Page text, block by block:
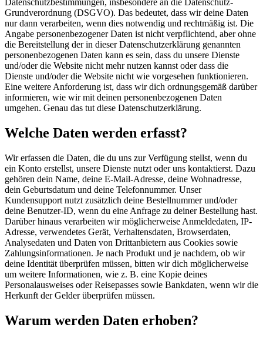
Datenschutzbestimmungen, insbesondere an die Datenschutz-
Grundverordnung (DSGVO). Das bedeutet, dass wir deine Daten
nur dann verarbeiten, wenn dies notwendig und rechtmäßig ist. Die
Angabe personenbezogener Daten ist nicht verpflichtend, aber ohne
die Bereitstellung der in dieser Datenschutzerklärung genannten
personenbezogenen Daten kann es sein, dass du unsere Dienste
und/oder die Website nicht mehr nutzen kannst oder dass die
Dienste und/oder die Website nicht wie vorgesehen funktionieren.
Eine weitere Anforderung ist, dass wir dich ordnungsgemäß darüber
informieren, wie wir mit deinen personenbezogenen Daten
umgehen. Genau das tut diese Datenschutzerklärung.
Welche Daten werden erfasst?
Wir erfassen die Daten, die du uns zur Verfügung stellst, wenn du
ein Konto erstellst, unsere Dienste nutzt oder uns kontaktierst. Dazu
gehören dein Name, deine E-Mail-Adresse, deine Wohnadresse,
dein Geburtsdatum und deine Telefonnummer. Unser
Kundensupport nutzt zusätzlich deine Bestellnummer und/oder
deine Benutzer-ID, wenn du eine Anfrage zu deiner Bestellung hast.
Darüber hinaus verarbeiten wir möglicherweise Anmeldedaten, IP-
Adresse, verwendetes Gerät, Verhaltensdaten, Browserdaten,
Analysedaten und Daten von Drittanbietern aus Cookies sowie
Zahlungsinformationen. Je nach Produkt und je nachdem, ob wir
deine Identität überprüfen müssen, bitten wir dich möglicherweise
um weitere Informationen, wie z. B. eine Kopie deines
Personalausweises oder Reisepasses sowie Bankdaten, wenn wir die
Herkunft der Gelder überprüfen müssen.
Warum werden Daten erhoben?